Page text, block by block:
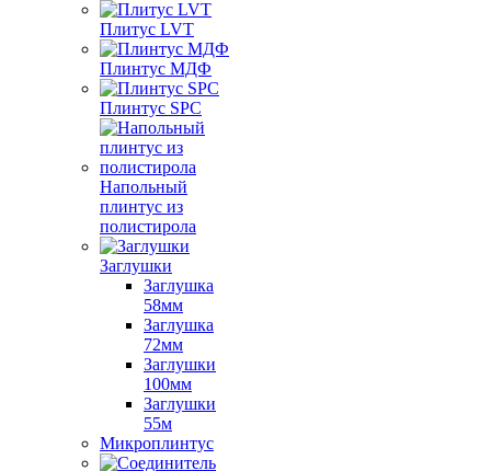
Плитус LVT
Плинтус МДФ
Плинтус SPC
Напольный
плинтус из
полистирола
Заглушки
Заглушка
58мм
Заглушка
72мм
Заглушки
100мм
Заглушки
55м
Микроплинтус